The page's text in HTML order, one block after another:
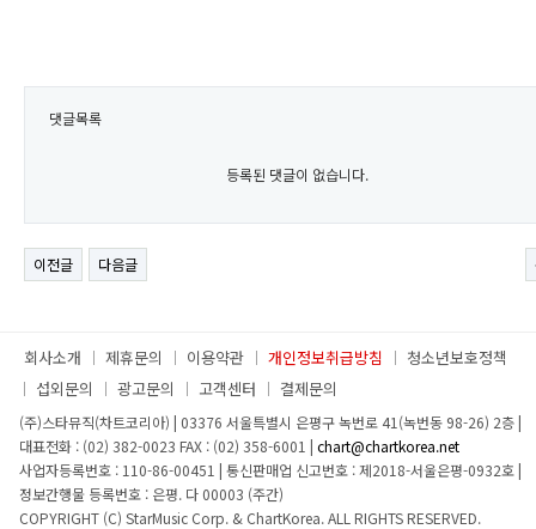
댓글목록
등록된 댓글이 없습니다.
이전글 다음글
회사소개 제휴문의 이용약관 개인정보취급방침
청소년보호정책
섭외문의
광고문의 고객센터 결제문의
(주)스타뮤직(차트코리아) | 03376 서울특별시 은평구 녹번로 41(녹번동 98-26) 2층|
대표전화 : (02) 382-0023 FAX : (02) 358-6001 | chart@chartkorea.net
사업자등록번호 : 110-86-00451 | 통신판매업 신고번호 : 제2018-서울은평-0932호|
정보간행물 등록번호 : 은평. 다 00003 (주간)
COPYRIGHT (C) StarMusic Corp. & ChartKorea. ALL RIGHTS RESERVED.